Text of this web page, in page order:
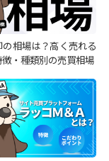
相場は？高く売れる
・種類別の売買相場